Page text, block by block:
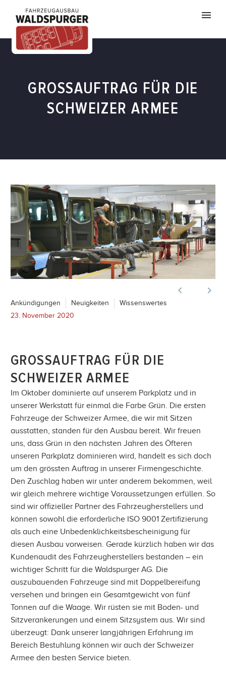
GROSSAUFTRAG FÜR DIE
SCHWEIZER ARMEE
 
Ankündigungen Neuigkeiten
Wissenswertes
23. November 2020
GROSSAUFTRAG FÜR DIE
SCHWEIZER ARMEE
Im Oktober dominierte auf unserem Parkplatz und in
unserer Werkstatt für einmal die Farbe Grün. Die ersten
Fahrzeuge der Schweizer Armee, die wir mit Sitzen
ausstatten, standen für den Ausbau bereit. Wir freuen
uns, dass Grün in den nächsten Jahren des Öfteren
unseren Parkplatz dominieren wird, handelt es sich doch
um den grössten Auftrag in unserer Firmengeschichte.
Den Zuschlag haben wir unter anderem bekommen, weil
wir gleich mehrere wichtige Voraussetzungen erfüllen. So
sind wir offizieller Partner des Fahrzeugherstellers und
können sowohl die erforderliche ISO 9001 Zertifizierung
als auch eine Unbedenklichkeitsbescheinigung für
diesen Ausbau vorweisen. Gerade kürzlich haben wir das
Kundenaudit des Fahrzeugherstellers bestanden – ein
wichtiger Schritt für die Waldspurger AG. Die
auszubauenden Fahrzeuge sind mit Doppelbereifung
versehen und bringen ein Gesamtgewicht von fünf
Tonnen auf die Waage. Wir rüsten sie mit Boden- und
Sitzverankerungen und einem Sitzsystem aus. Wir sind
überzeugt: Dank unserer langjährigen Erfahrung im
Bereich Bestuhlung können wir auch der Schweizer
Armee den besten Service bieten.